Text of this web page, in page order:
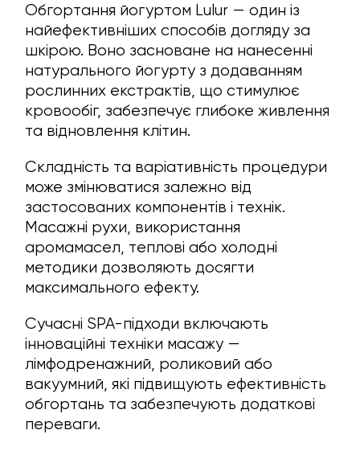
Обгортання йогуртом Lulur — один із
найефективніших способів догляду за
шкірою. Воно засноване на нанесенні
натурального йогурту з додаванням
рослинних екстрактів, що стимулює
кровообіг, забезпечує глибоке живлення
та відновлення клітин.
Складність та варіативність процедури
може змінюватися залежно від
застосованих компонентів і технік.
Масажні рухи, використання
аромамасел, теплові або холодні
методики дозволяють досягти
максимального ефекту.
Сучасні SPA-підходи включають
інноваційні техніки масажу —
лімфодренажний, роликовий або
вакуумний, які підвищують ефективність
обгортань та забезпечують додаткові
переваги.